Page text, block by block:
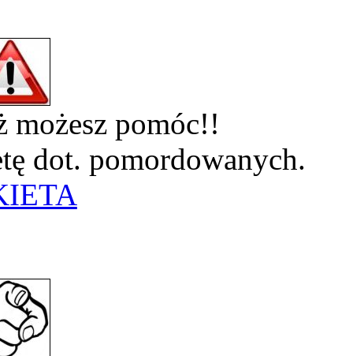
możesz pomóc!!
dot. pomordowanych.